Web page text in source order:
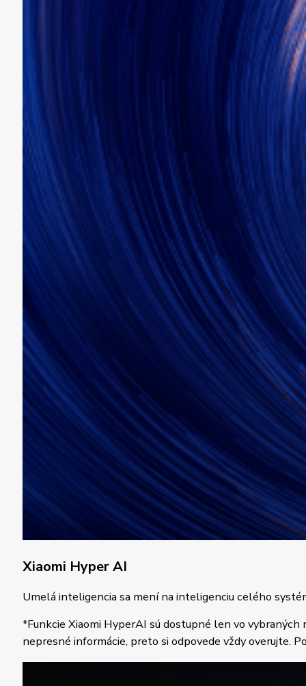
Xiaomi Hyper AI
Umelá inteligencia sa mení na inteligenciu celého
*Funkcie Xiaomi HyperAI sú dostupné len vo
nepresné informácie, preto si odpovede vždy overujte.